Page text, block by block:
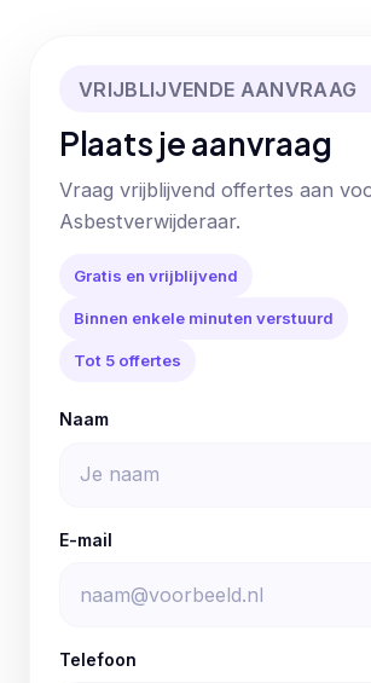
VRIJBLIJVENDE AANVRAAG
Plaats je aanvraag
Vraag vrijblijvend offertes aan
Asbestverwijderaar.
Gratis en vrijblijvend
Binnen enkele minuten verstuurd
Tot 5 offertes
Naam
E-mail
Telefoon